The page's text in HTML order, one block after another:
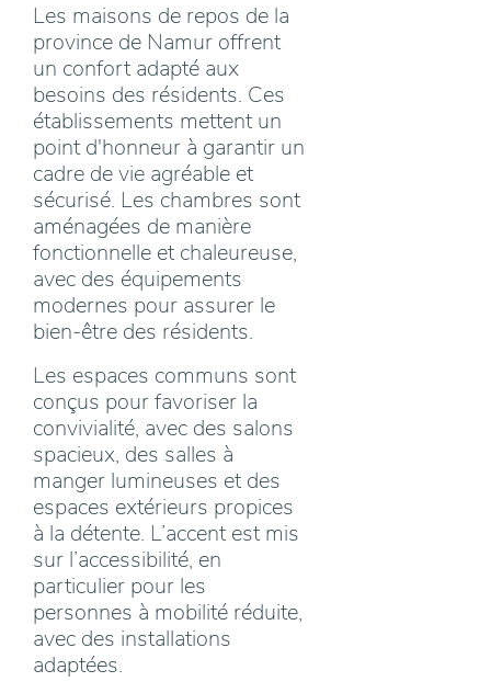
Les maisons de repos de la
province de Namur offrent
un confort adapté aux
besoins des résidents. Ces
établissements mettent un
point d'honneur à garantir un
cadre de vie agréable et
sécurisé. Les chambres sont
aménagées de manière
fonctionnelle et chaleureuse,
avec des équipements
modernes pour assurer le
bien-être des résidents.
Les espaces communs sont
conçus pour favoriser la
convivialité, avec des salons
spacieux, des salles à
manger lumineuses et des
espaces extérieurs propices
à la détente. L’accent est mis
sur l’accessibilité, en
particulier pour les
personnes à mobilité réduite,
avec des installations
adaptées.